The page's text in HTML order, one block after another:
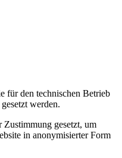
für den technischen Betrieb
werden.
gesetzt, um
in anonymisierter Form